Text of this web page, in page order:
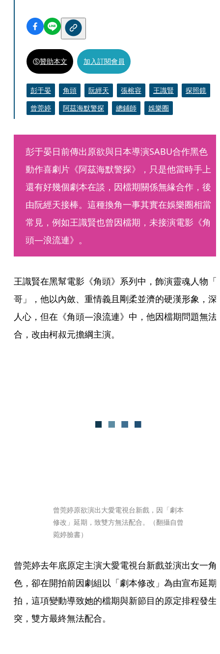
贊助本文 加入訂閱會員
彭于晏 角頭 阮經天 張榕容 王識賢
探照鏡
曾莞婷
阿茲海默警探 總鋪師 娛樂圈
彭于晏日前傳出原欲與日本導演SABU合作黑色
動作喜劇片《阿茲海默警探》，只是他當時手上
還有好幾個劇本在談，因檔期關係無緣合作，後
由阮經天接棒。這種換角一事其實在娛樂圈相當
常見，例如王識賢也曾因檔期，未接演電影《角
頭—浪流連》。
王識賢在黑幫電影《角頭》系列中，飾演靈魂人物「
哥」，他以內斂、重情義且剛柔並濟的硬漢形象，深
人心，但在《角頭—浪流連》中，他因檔期問題無法
合，改由柯叔元擔綱主演。
曾莞婷原欲演出大愛電視台新戲，因「劇本
修改」延期，致雙方無法配合。（翻攝自曾
菀婷臉書）
曾莞婷去年底原定主演大愛電視台新戲並演出女一角
色，卻在開拍前因劇組以「劇本修改」為由宣布延期
拍，這項變動導致她的檔期與新節目的原定排程發生
突，雙方最終無法配合。